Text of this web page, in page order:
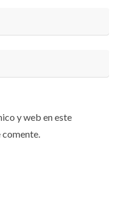
y web en este
comente.